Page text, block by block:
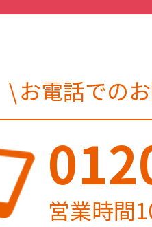
お電話での
営業時間